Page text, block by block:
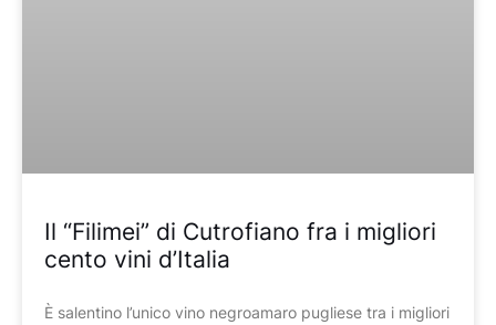
Il “Filimei” di Cutrofiano fra i migliori
cento vini d’Italia
È salentino l’unico vino negroamaro pugliese tra i migliori